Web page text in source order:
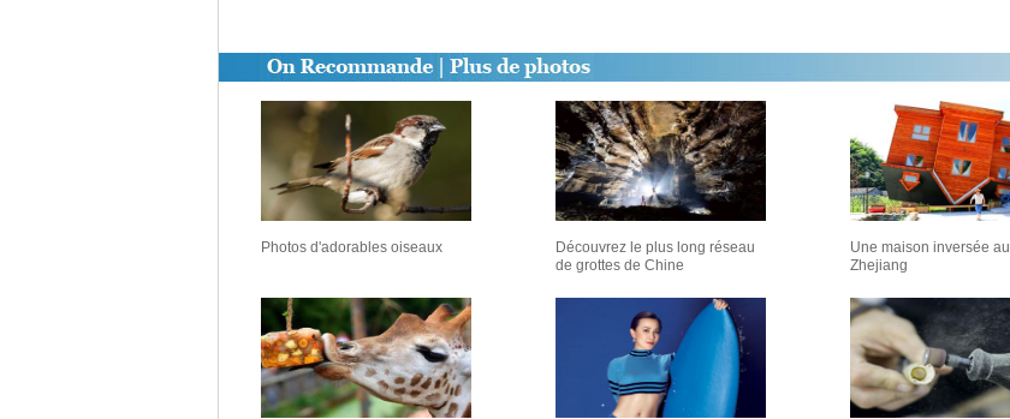
Photos d'adorables oiseaux
Découvrez le plus long réseau
de grottes de Chine
Une maison inversée au
Zhejiang